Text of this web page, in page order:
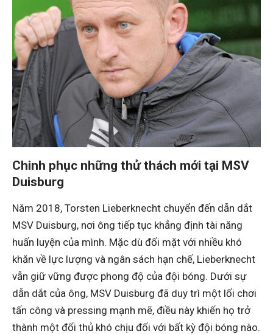
Chinh phục những thử thách mới tại MSV
Duisburg
Năm 2018, Torsten Lieberknecht chuyển đến dẫn dắt
MSV Duisburg, nơi ông tiếp tục khẳng định tài năng
huấn luyện của mình. Mặc dù đối mặt với nhiều khó
khăn về lực lượng và ngân sách hạn chế, Lieberknecht
vẫn giữ vững được phong độ của đội bóng. Dưới sự
dẫn dắt của ông, MSV Duisburg đã duy trì một lối chơi
tấn công và pressing mạnh mẽ, điều này khiến họ trở
thành một đối thủ khó chịu đối với bất kỳ đội bóng nào.